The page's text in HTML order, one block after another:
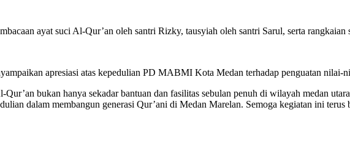
ayat suci Al-Qur’an oleh santri Rizky, tausyiah oleh santri Sarul, serta rangkaian
apresiasi atas kepedulian PD MABMI Kota Medan terhadap penguatan nilai-
bukan hanya sekadar bantuan dan fasilitas sebulan penuh di wilayah medan
dalam membangun generasi Qur’ani di Medan Marelan. Semoga kegiatan ini terus